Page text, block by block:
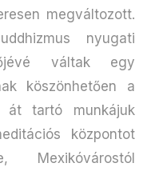
megváltozott.
nyugati
váltak egy
köszönhetően a
át tartó munkájuk
központot
Mexikóvárostól